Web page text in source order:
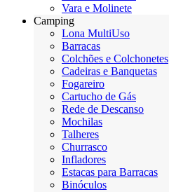
Vara e Molinete
Camping
Lona MultiUso
Barracas
Colchões e Colchonetes
Cadeiras e Banquetas
Fogareiro
Cartucho de Gás
Rede de Descanso
Mochilas
Talheres
Churrasco
Infladores
Estacas para Barracas
Binóculos